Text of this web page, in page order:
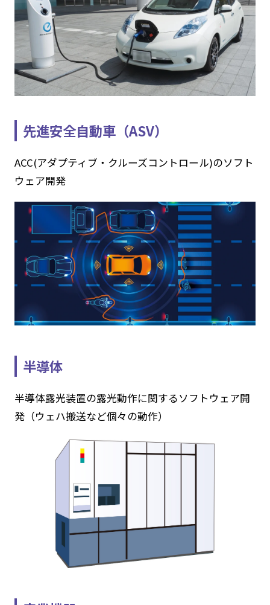
先進安全自動車（ASV）
ACC(アダプティブ・クルーズコントロール)のソフト
ウェア開発
半導体
半導体露光装置の露光動作に関するソフトウェア開
発（ウェハ搬送など個々の動作）